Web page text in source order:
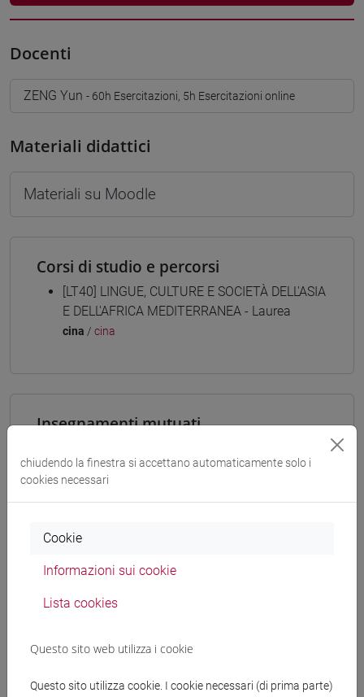
Docenti
ZENG Yun - 60h Esercitazioni, 5h Esercitazioni online
Materiali didattici
Materiali su Moodle
Corsi di studio e percorsi
[LT40] LINGUE, CULTURE E SOCIETÀ DELL'ASIA
E DELL'AFRICA MEDITERRANEA - Laurea
cina / cina
Insegnamenti mutuati
[LT009I]
Struttura generale dell'insegnamento
ESERCITAZIONI DI LINGUA CINESE 3 MOD.
ESERCITAZIONI DI LINGUA CINESE 3
ESERCITAZIONI DI LINGUA CINESE 3
chiudendo la finestra si accettano automaticamente solo i
cookies necessari
Cookie
Informazioni sui cookie
Lista cookies
Questo sito web utilizza i cookie
Questo sito utilizza cookie. I cookie necessari (di prima parte)